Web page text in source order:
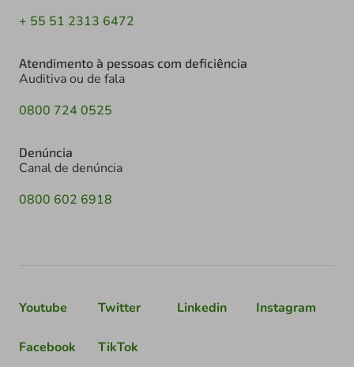
+ 55 51 2313 6472
Atendimento à pessoas com deficiência
Auditiva ou de fala
0800 724 0525
Denúncia
Canal de denúncia
0800 602 6918
Youtube Twitter Linkedin Instagram
Facebook TikTok